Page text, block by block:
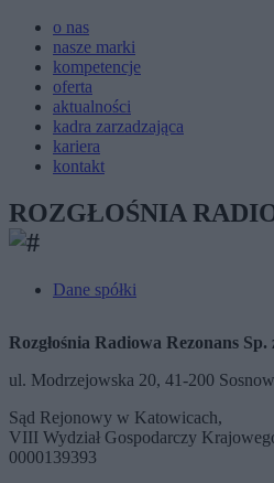
o nas
nasze marki
kompetencje
oferta
aktualności
kadra zarzadzająca
kariera
kontakt
ROZGŁOŚNIA
Dane spółki
Rozgłośnia Radiowa Rezonans Sp.
ul. Modrzejowska 20, 41-200
Sąd Rejonowy w Katowicach,
VIII Wydział Gospodarczy
0000139393